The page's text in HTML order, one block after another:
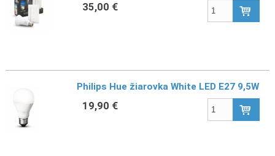
35,00 €
Philips Hue žiarovka White LED E27 9,5W
19,90 €